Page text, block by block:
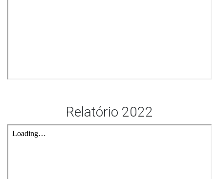
Relatório 2022